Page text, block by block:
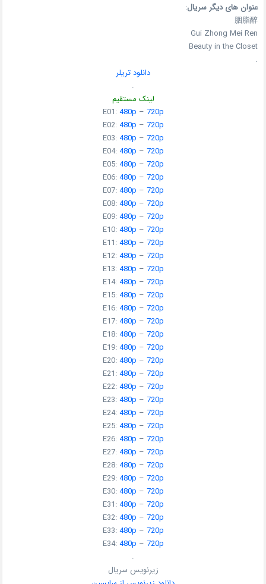
عنوان های دیگر سریال:
胭脂醉
Gui Zhong Mei Ren
Beauty in the Closet
.
دانلود تریلر
.
لینک مستقیم
E01:480p – 720p
E02:480p – 720p
E03:480p – 720p
E04:480p – 720p
E05:480p – 720p
E06:480p – 720p
E07:480p – 720p
E08:480p – 720p
E09:480p – 720p
E10:480p – 720p
E11:480p – 720p
E12:480p – 720p
E13:480p – 720p
E14:480p – 720p
E15:480p – 720p
E16:480p – 720p
E17:480p – 720p
E18:480p – 720p
E19:480p – 720p
E20:480p – 720p
E21:480p – 720p
E22:480p – 720p
E23:480p – 720p
E24:480p – 720p
E25:480p – 720p
E26:480p – 720p
E27:480p – 720p
E28:480p – 720p
E29:480p – 720p
E30:480p – 720p
E31:480p – 720p
E32:480p – 720p
E33:480p – 720p
E34:480p – 720p
.
زیرنویس سریال